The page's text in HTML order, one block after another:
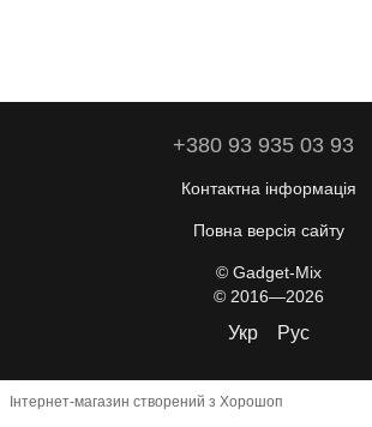
+380 93 935 03 93
Контактна інформація
Повна версія сайту
© Gadget-Mix
© 2016—2026
Укр Рус
Інтернет-магазин створений з Хорошоп